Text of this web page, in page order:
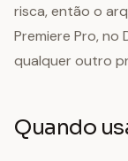
risca, então o
Premiere Pro, no
qualquer outro
Quando